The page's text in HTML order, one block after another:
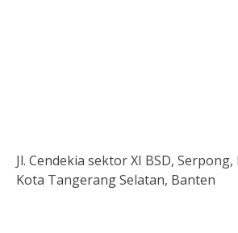
Jl. Cendekia sektor XI BSD, Serpong,
Kota Tangerang Selatan, Banten